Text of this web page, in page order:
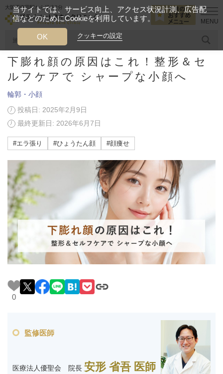
大阪西梅田駅から徒歩2分
人気のワード 糸リフト ヒアルロン酸 リジュランアイ
当クリニック月替わりのおすすめのメニュー
プライベートスキンクリニックが
選ばれる理由
クリニックについて
料金一覧
施術症例
初めての方へ
美容ブログ 輪郭・小顔 下膨れ顔の原因はこれ！整形＆
下膨れ顔の原因はこれ！整形＆セ
ルフケアで シャープな小顔へ
輪郭・小顔
投稿日: 2025年2月9日
最終更新日: 2026年6月7日
#エラ張り #ひょうたん顔 #顔痩せ
0
監修医師
医療法人優聖会 院長 安形 省吾 医師
当サイトでは、サービス向上、アクセス状況計測、広告配
信などのためにCookieを利用しています。
クッキーの設定
OK